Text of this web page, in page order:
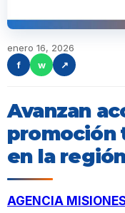
enero 16, 2026
f
w ↗
Avanzan
promoción
en la
AGENCIA